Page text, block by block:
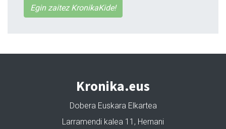
Egin zaitez KronikaKide!
Kronika.eus
Dobera Euskara Elkartea
Larramendi kalea 11, Hernani